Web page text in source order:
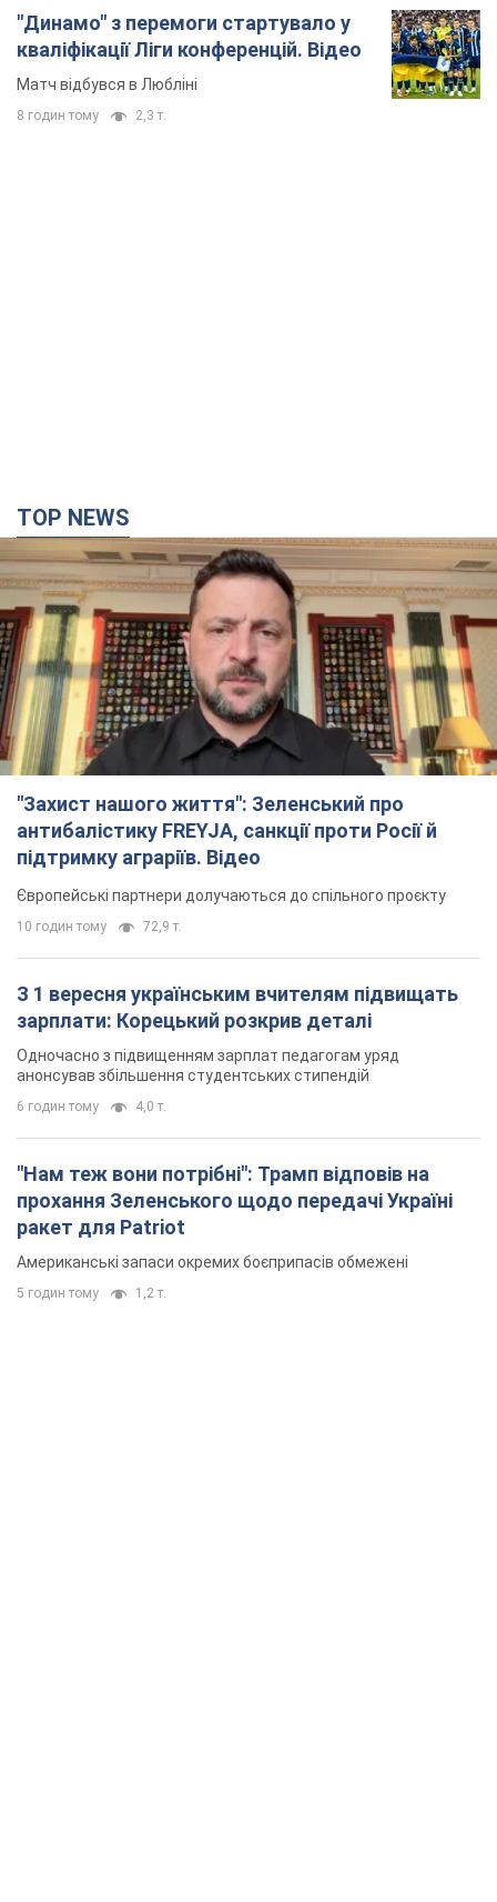
"Динамо" з перемоги стартувало у
кваліфікації Ліги конференцій. Відео
Матч відбувся в Любліні
8 годин тому 2,3 т.
TOP NEWS
"Захист нашого життя": Зеленський про
антибалістику FREYJA, санкції проти Росії й
підтримку аграріїв. Відео
Європейські партнери долучаються до спільного проєкту
10 годин тому 72,9 т.
З 1 вересня українським вчителям підвищать
зарплати: Корецький розкрив деталі
Одночасно з підвищенням зарплат педагогам уряд
анонсував збільшення студентських стипендій
6 годин тому 4,0 т.
"Нам теж вони потрібні": Трамп відповів на
прохання Зеленського щодо передачі Україні
ракет для Patriot
Американські запаси окремих боєприпасів обмежені
5 годин тому 1,2 т.